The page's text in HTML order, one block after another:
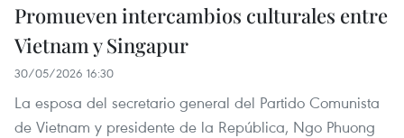
Promueven intercambios culturales entre
Vietnam y Singapur
30/05/2026 16:30
La esposa del secretario general del Partido Comunista
de Vietnam y presidente de la República, Ngo Phuong